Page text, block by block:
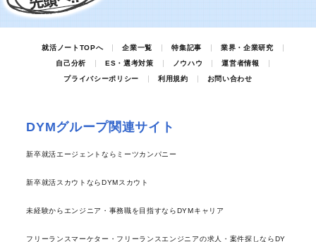
就活ノートTOPへ 企業一覧 特集記事
業界・企業研究
自己分析
ES・選考対策 ノウハウ
運営者情報
プライバシーポリシー
利用規約 お問い合わせ
DYMグループ関連サイト
新卒就活エージェントならミーツカンパニー
新卒就活スカウトならDYMスカウト
未経験からエンジニア・事務職を目指すならDYMキャリア
フリーランスマーケター・フリーランスエンジニアの求人・案件探しならDY